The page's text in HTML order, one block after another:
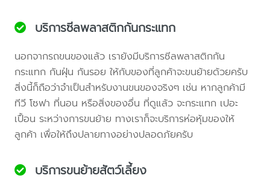
บริการซีลพลาสติกกันกระแทก
นอกจากรถขนของแล้ว เรายังมีบริการซีลพลาสติกกัน
กระแทก กันฝุ่น กันรอย ให้กับของที่ลูกค้าจะขนย้ายด้วยครับ
สิ่งนี้ก็ถือว่าจำเป็นสำหรับงานขนของจริงๆ เช่น หากลูกค้ามี
ทีวี โซฟา ที่นอน หรือสิ่งของอื่น ที่ดูแล้ว จะกระแทก เปอะ
เปื้อน ระหว่างการขนย้าย ทางเราก็จะบริการห่อหุ้มของให้
ลูกค้า เพื่อให้ถึงปลายทางอย่างปลอดภัยครับ
บริการขนย้ายสัตว์เลี้ยง